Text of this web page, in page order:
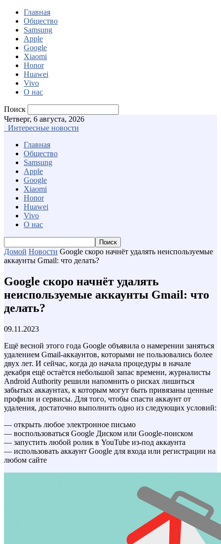
Главная
Общество
Samsung
Apple
Google
Xiaomi
Honor
Huawei
Vivo
О нас
Поиск
Четверг, 6 августа, 2026
Интересные новости
Главная
Общество
Samsung
Apple
Google
Xiaomi
Honor
Huawei
Vivo
О нас
Домой Новости Google скоро начнёт удалять неиспользуемые
аккаунты Gmail: что делать?
Google скоро начнёт удалять
неиспользуемые аккаунты Gmail: что
делать?
09.11.2023
Ещё весной этого года Google объявила о намерении заняться
удалением Gmail-аккаунтов, которыми не пользовались более
двух лет. И сейчас, когда до начала процедуры в начале
декабря ещё остаётся небольшой запас времени, журналисты
Android Authority решили напомнить о рисках лишиться
забытых аккаунтах, к которым могут быть привязаны ценные
профили и сервисы. Для того, чтобы спасти аккаунт от
удаления, достаточно выполнить одно из следующих условий:
— открыть любое электронное письмо
— воспользоваться Google Диском или Google-поиском
— запустить любой ролик в YouTube из-под аккаунта
— использовать аккаунт Google для входа или регистрации на
любом сайте